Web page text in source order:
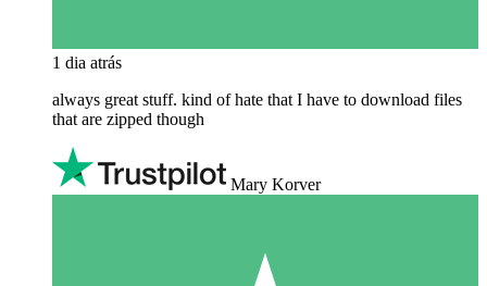
1 dia atrás
always great stuff. kind of hate that I have to download files
that are zipped though
Mary Korver